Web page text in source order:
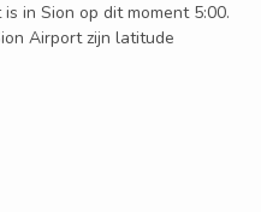
in Sion op dit moment 5:00.
Airport zijn latitude